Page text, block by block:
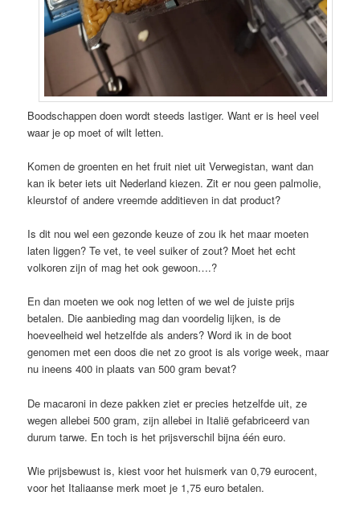
Boodschappen doen wordt steeds lastiger. Want er is heel veel
waar je op moet of wilt letten.
Komen de groenten en het fruit niet uit Verwegistan, want dan
kan ik beter iets uit Nederland kiezen. Zit er nou geen palmolie,
kleurstof of andere vreemde additieven in dat product?
Is dit nou wel een gezonde keuze of zou ik het maar moeten
laten liggen? Te vet, te veel suiker of zout? Moet het echt
volkoren zijn of mag het ook gewoon….?
En dan moeten we ook nog letten of we wel de juiste prijs
betalen. Die aanbieding mag dan voordelig lijken, is de
hoeveelheid wel hetzelfde als anders? Word ik in de boot
genomen met een doos die net zo groot is als vorige week, maar
nu ineens 400 in plaats van 500 gram bevat?
De macaroni in deze pakken ziet er precies hetzelfde uit, ze
wegen allebei 500 gram, zijn allebei in Italië gefabriceerd van
durum tarwe. En toch is het prijsverschil bijna één euro.
Wie prijsbewust is, kiest voor het huismerk van 0,79 eurocent,
voor het Italiaanse merk moet je 1,75 euro betalen.